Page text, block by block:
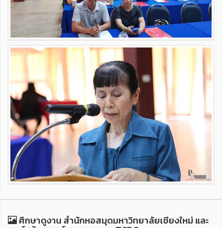
ศึกษาดูงาน สำนักหอสมุดมหาวิทยาลัยเชียงใหม่ และ